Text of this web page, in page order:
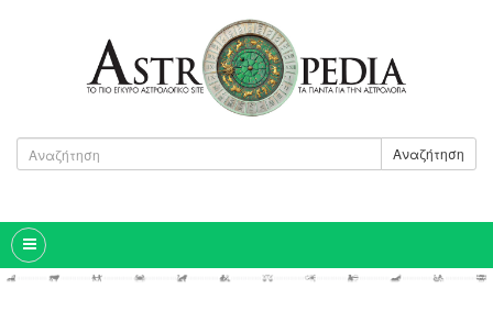
Αναζήτηση